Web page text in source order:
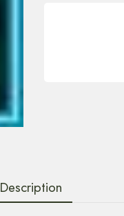
Description